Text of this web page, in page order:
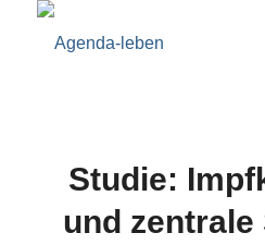
Studie:
und zentrale